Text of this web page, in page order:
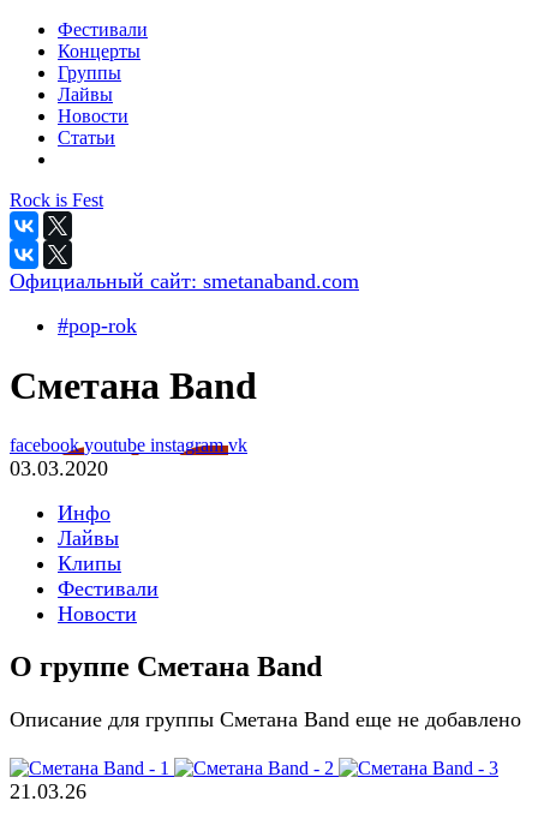
Фестивали
Концерты
Группы
Лайвы
Новости
Статьи
Rock is Fest
Официальный сайт: smetanaband.com
#pop-rok
Сметана Band
facebookyoutube instagramvk
03.03.2020
Инфо
Лайвы
Клипы
Фестивали
Новости
О группе Сметана Band
Описание для группы Сметана Band еще не добавлено
21.03.26